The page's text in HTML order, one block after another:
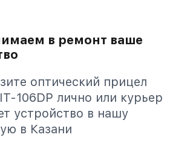
в ремонт ваше
оптический прицел
106DP лично или курьер
устройство в нашу
в Казани